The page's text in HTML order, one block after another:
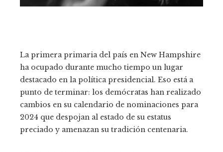
La primera primaria del país en New Hampshire
ha ocupado durante mucho tiempo un lugar
destacado en la política presidencial. Eso está a
punto de terminar: los demócratas han realizado
cambios en su calendario de nominaciones para
2024 que despojan al estado de su estatus
preciado y amenazan su tradición centenaria.